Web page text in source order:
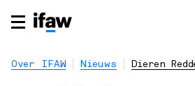
Over IFAW Nieuws Dieren